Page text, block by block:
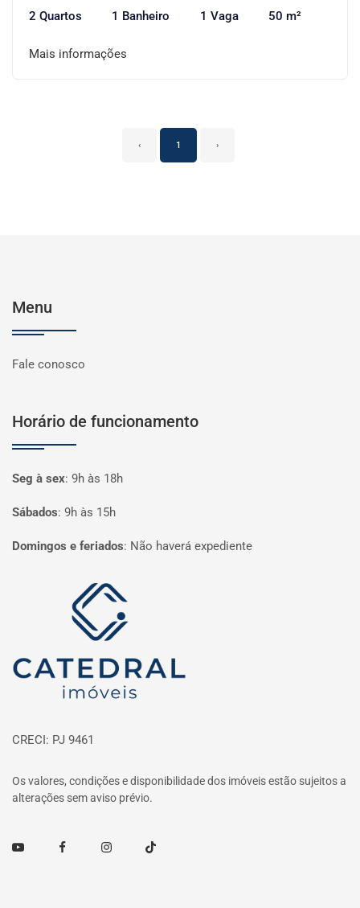
2 Quartos 1 Banheiro 1 Vaga 50 m²
Mais informações
‹ 1 ›
Menu
Fale conosco
Horário de funcionamento
Seg à sex: 9h às 18h
Sábados: 9h às 15h
Domingos e feriados: Não haverá expediente
Página inicial
CRECI: PJ 9461
Os valores, condições e disponibilidade dos imóveis estão sujeitos a
alterações sem aviso prévio.
Youtube FacebookInstagramTikTok